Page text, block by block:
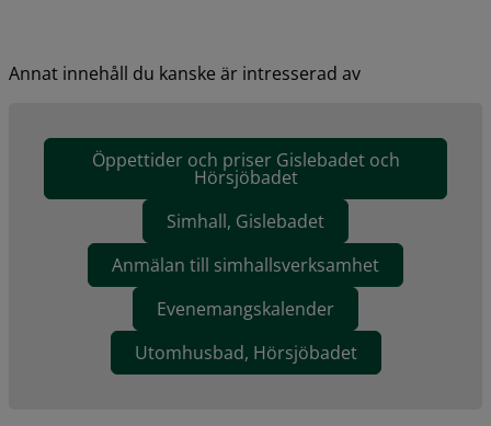
Annat innehåll du kanske är intresserad av
Öppettider och priser Gislebadet och
Hörsjöbadet
Simhall, Gislebadet
Anmälan till simhallsverksamhet
Evenemangskalender
Utomhusbad, Hörsjöbadet